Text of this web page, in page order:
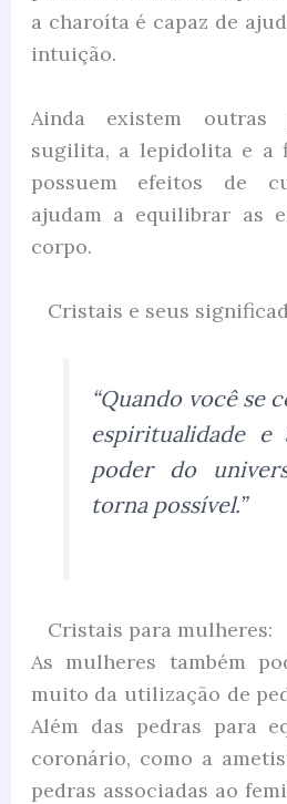
a charoíta é capaz de
intuição.
Ainda existem outras
sugilita, a lepidolita e a
possuem efeitos de
ajudam a equilibrar as
corpo.
Cristais e seus
“Quando você se
espiritualidade e
poder do
torna possível.”
Cristais para mulheres:
As mulheres também
muito da utilização de
Além das pedras para
coronário, como a
pedras associadas ao